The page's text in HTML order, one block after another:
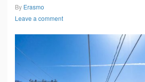
By Erasmo
Leave a comment